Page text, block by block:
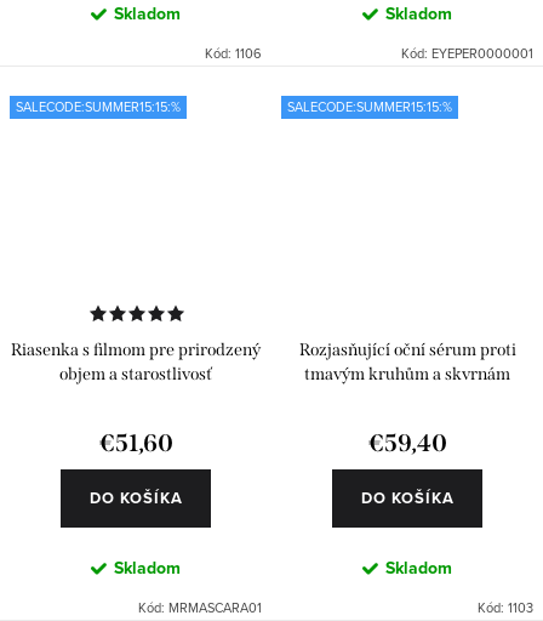
Skladom
Kód: 1106
Skladom
Kód: EYEPER0000001
SALECODE:SUMMER15:15:%
Riasenka s filmom pre prirodzený
objem a starostlivosť
€51,60
DO KOŠÍKA
Skladom
Kód: MRMASCARA01
SALECODE:SUMMER15:15:%
Rozjasňující oční sérum proti
tmavým kruhům a skvrnám
€59,40
DO KOŠÍKA
Skladom
Kód: 1103